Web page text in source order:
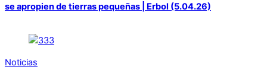
se apropien de tierras pequeñas | Erbol (5.04.26)
Noticias